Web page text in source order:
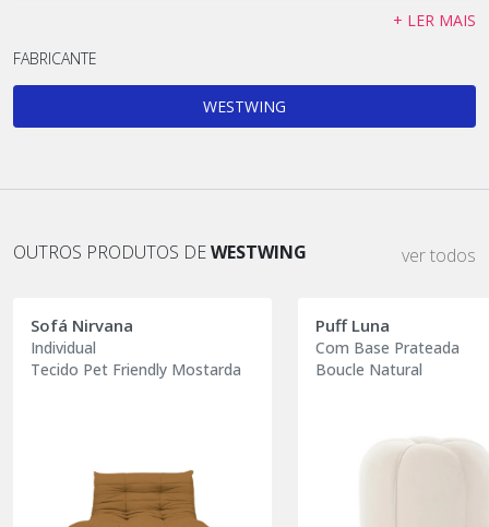
+ LER MAIS
FABRICANTE
WESTWING
OUTROS PRODUTOS DEWESTWING ver todos
Sofá Nirvana
Individual
Tecido Pet Friendly Mostarda
Puff Luna
Com Base Prateada
Boucle Natural